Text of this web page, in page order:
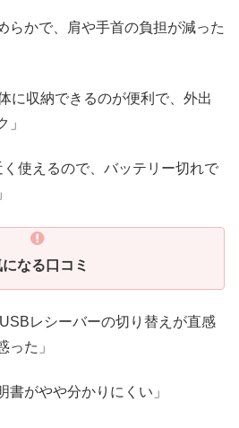
らかで、肩や手首の負担が減った
に収納できるのが便利で、外出
」
く使えるので、バッテリー切れで
なる口コミ
レシーバーの切り替えが直感
った」
書がやや分かりにくい」